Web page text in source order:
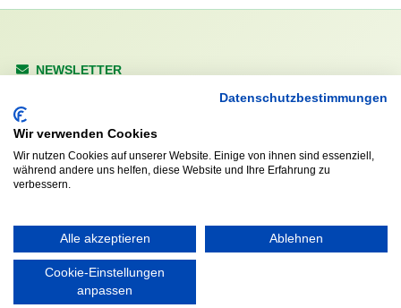
Datenschutzbestimmungen
Wir verwenden Cookies
Wir nutzen Cookies auf unserer Website. Einige von ihnen sind essenziell,
während andere uns helfen, diese Website und Ihre Erfahrung zu
verbessern.
Alle akzeptieren Ablehnen
Cookie-Einstellungen
anpassen
NEWSLETTER
KONTAKT
Walddörfer Sportverein
Halenreie 32-34
22359 Hamburg
ÖFFNUNGS- UND
SERVICEZEITEN: